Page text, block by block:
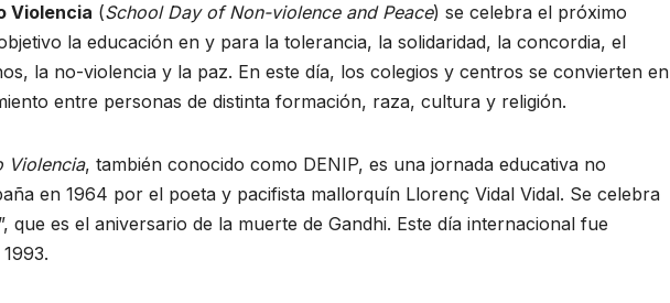
Violencia (School Day of Non-violence and Peace) se celebra el próximo
la educación en y para la tolerancia, la solidaridad, la concordia, el
la no-violencia y la paz. En este día, los colegios y centros se convierten en
entre personas de distinta formación, raza, cultura y religión.
Violencia, también conocido como DENIP, es una jornada educativa no
en 1964 por el poeta y pacifista mallorquín Llorenç Vidal Vidal. Se celebra
”, que es el aniversario de la muerte de Gandhi. Este día internacional fue